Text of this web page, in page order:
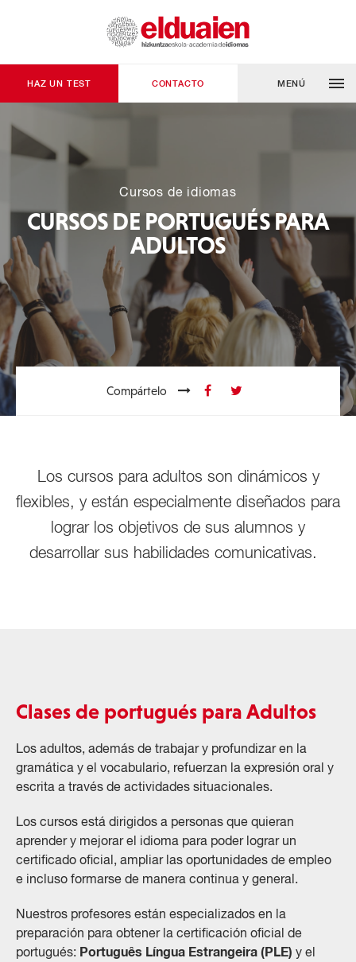
HAZ UN TEST CONTACTO MENÚ
Cursos de idiomas
CURSOS DE PORTUGUÉS PARA
ADULTOS
Compártelo
Los cursos para adultos son dinámicos y
flexibles, y están especialmente diseñados para
lograr los objetivos de sus alumnos y
desarrollar sus habilidades comunicativas.
Clases de portugués para Adultos
Los adultos, además de trabajar y profundizar en la
gramática y el vocabulario, refuerzan la expresión oral y
escrita a través de actividades situacionales.
Los cursos está dirigidos a personas que quieran
aprender y mejorar el idioma para poder lograr un
certificado oficial, ampliar las oportunidades de empleo
e incluso formarse de manera continua y general.
Nuestros profesores están especializados en la
preparación para obtener la certificación oficial de
portugués: Português Língua Estrangeira (PLE) y el